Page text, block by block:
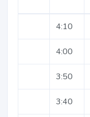
4:10
4:00
3:50
3:40